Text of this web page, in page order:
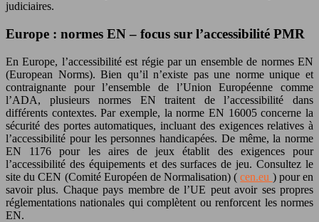
judiciaires.
Europe : normes EN – focus sur l’accessibilité PMR
En Europe, l’accessibilité est régie par un ensemble de normes EN
(European Norms). Bien qu’il n’existe pas une norme unique et
contraignante pour l’ensemble de l’Union Européenne comme
l’ADA, plusieurs normes EN traitent de l’accessibilité dans
différents contextes. Par exemple, la norme EN 16005 concerne la
sécurité des portes automatiques, incluant des exigences relatives à
l’accessibilité pour les personnes handicapées. De même, la norme
EN 1176 pour les aires de jeux établit des exigences pour
l’accessibilité des équipements et des surfaces de jeu. Consultez le
site du CEN (Comité Européen de Normalisation) (cen.eu ) pour en
savoir plus. Chaque pays membre de l’UE peut avoir ses propres
réglementations nationales qui complètent ou renforcent les normes
EN.